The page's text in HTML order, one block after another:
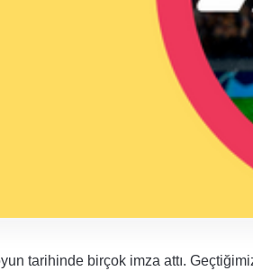
tarihinde birçok imza attı.